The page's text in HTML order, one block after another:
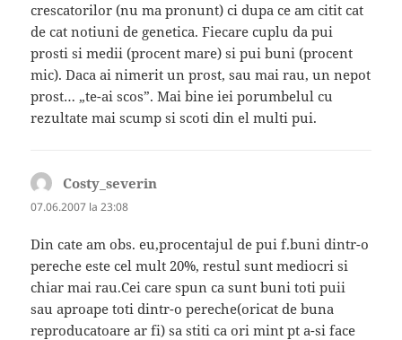
crescatorilor (nu ma pronunt) ci dupa ce am citit cat
de cat notiuni de genetica. Fiecare cuplu da pui
prosti si medii (procent mare) si pui buni (procent
mic). Daca ai nimerit un prost, sau mai rau, un nepot
prost… „te-ai scos”. Mai bine iei porumbelul cu
rezultate mai scump si scoti din el multi pui.
Costy_severin
07.06.2007 la 23:08
Din cate am obs. eu,procentajul de pui f.buni dintr-o
pereche este cel mult 20%, restul sunt mediocri si
chiar mai rau.Cei care spun ca sunt buni toti puii
sau aproape toti dintr-o pereche(oricat de buna
reproducatoare ar fi) sa stiti ca ori mint pt a-si face